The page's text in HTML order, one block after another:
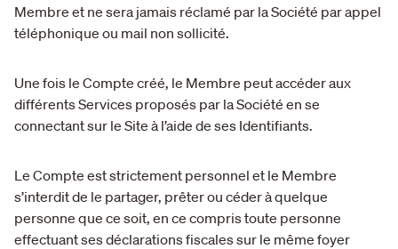
Membre et ne sera jamais réclamé par la Société par appel
téléphonique ou mail non sollicité.
Une fois le Compte créé, le Membre peut accéder aux
différents Services proposés par la Société en se
connectant sur le Site à l’aide de ses Identifiants.
Le Compte est strictement personnel et le Membre
s’interdit de le partager, prêter ou céder à quelque
personne que ce soit, en ce compris toute personne
effectuant ses déclarations fiscales sur le même foyer